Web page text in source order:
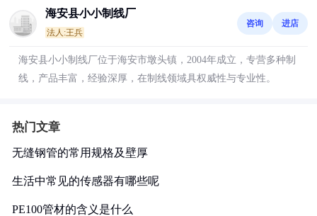
海安县小小制线厂
法人:王兵
咨询 进店
海安县小小制线厂位于海安市墩头镇，2004年成立，专营多种制
线，产品丰富，经验深厚，在制线领域具权威性与专业性。
热门文章
无缝钢管的常用规格及壁厚
生活中常见的传感器有哪些呢
PE100管材的含义是什么